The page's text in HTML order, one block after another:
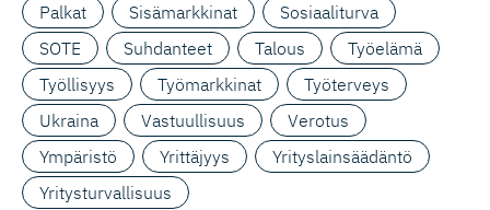
Palkat
Sisämarkkinat
Sosiaaliturva
SOTE
Suhdanteet Talous
Työelämä
Työllisyys
Työmarkkinat
Työterveys
Ukraina
Vastuullisuus
Verotus
Ympäristö
Yrittäjyys
Yrityslainsäädäntö
Yritysturvallisuus